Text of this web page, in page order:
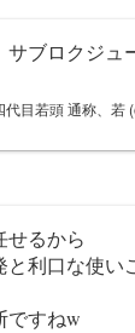
サブロクジ
目若頭 通称、若
せるから
と利口な使い
ですねw